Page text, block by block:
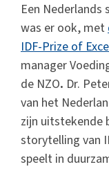
Een Nederlands
was er ook, met
IDF-Prize of
manager
de NZO. Dr.
van het
zijn uitstekende
storytelling van
speelt in